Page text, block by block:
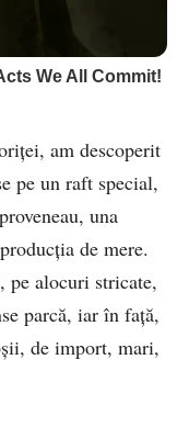
am descoperit
pe un raft special,
una
de mere.
pe alocuri stricate,
parcă, iar în faţă,
de import, mari,